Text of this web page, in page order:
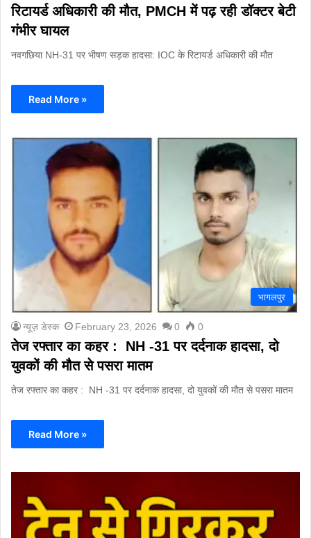
रिटायर्ड अधिकारी की मौत, PMCH में पढ़ रही डॉक्टर बेटी
गंभीर घायल
नवगछिया NH-31 पर भीषण सड़क हादसा: IOC के रिटायर्ड अधिकारी की मौत
Read More »
भागलपुर
न्यूज़ डेस्क February 23, 2026 0 0
तेज रफ्तार का कहर : NH -31 पर दर्दनाक हादसा, दो
युवकों की मौत से पसरा मातम
तेज रफ्तार का कहर : NH -31 पर दर्दनाक हादसा, दो युवकों की मौत से पसरा मातम
Read More »